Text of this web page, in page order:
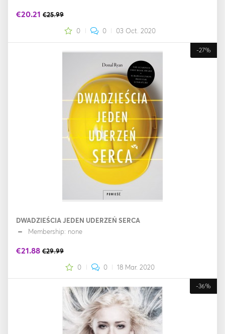
€20.21 €25.99
0 0 03 Oct. 2020
-27%
DWADZIEŚCIA JEDEN UDERZEŃ SERCA
Membership: none
€21.88 €29.99
0 0 18 Mar. 2020
-36%